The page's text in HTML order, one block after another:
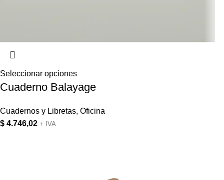
Seleccionar opciones
Cuaderno Balayage
Cuadernos y Libretas, Oficina
$ 4.746,02 + IVA